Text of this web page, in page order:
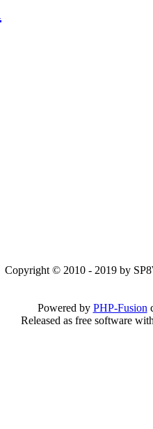
Copyright © 2010 - 2019 by
Powered by PHP-Fusion
Released as free software